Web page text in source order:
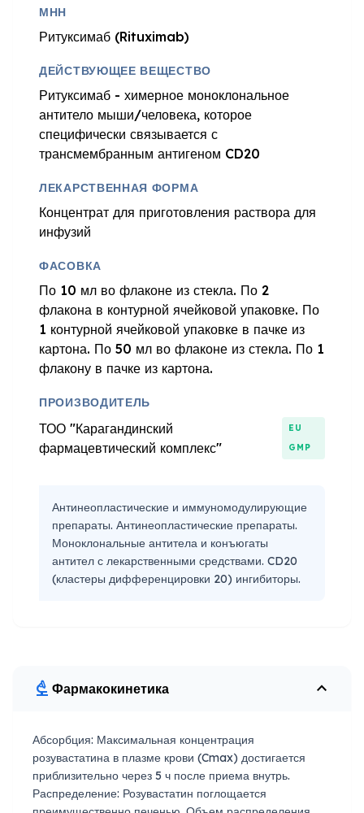
МНН
Ритуксимаб (Rituximab)
ДЕЙСТВУЮЩЕЕ ВЕЩЕСТВО
Ритуксимаб - химерное моноклональное
антитело мыши/человека, которое
специфически связывается с
трансмембранным антигеном CD20
ЛЕКАРСТВЕННАЯ ФОРМА
Концентрат для приготовления раствора для
инфузий
ФАСОВКА
По 10 мл во флаконе из стекла. По 2
флакона в контурной ячейковой упаковке. По
1 контурной ячейковой упаковке в пачке из
картона. По 50 мл во флаконе из стекла. По 1
флакону в пачке из картона.
ПРОИЗВОДИТЕЛЬ
ТОО "Карагандинский
фармацевтический комплекс"
EU
GMP
Антинеопластические и иммуномодулирующие
препараты. Антинеопластические препараты.
Моноклональные антитела и конъюгаты
антител с лекарственными средствами. CD20
(кластеры дифференцировки 20) ингибиторы.
biotech Фармакокинетика expand_less
Абсорбция: Максимальная концентрация
розувастатина в плазме крови (Cmax) достигается
приблизительно через 5 ч после приема внутрь.
Распределение: Розувастатин поглощается